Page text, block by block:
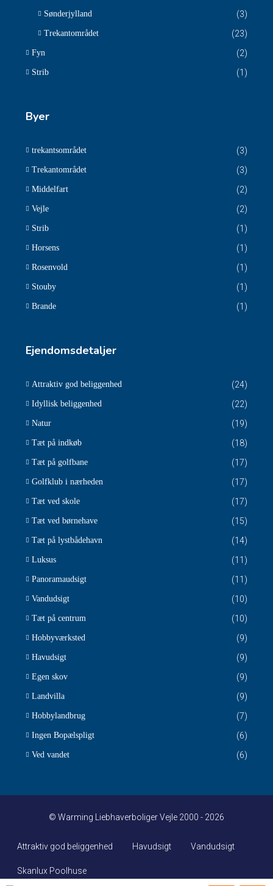
Sønderjylland (3)
Trekantområdet (23)
Fyn (2)
Strib (1)
Byer
trekantsområdet (3)
Trekantområdet (3)
Middelfart (2)
Vejle (2)
Strib (1)
Horsens (1)
Rosenvold (1)
Stouby (1)
Brande (1)
Ejendomsdetaljer
Attraktiv god beliggenhed (24)
Idyllisk beliggenhed (22)
Natur (19)
Tæt på indkøb (18)
Tæt på golfbane (17)
Golfklub i nærheden (17)
Tæt ved skole (17)
Tæt ved børnehave (15)
Tæt på lystbådehavn (14)
Luksus (11)
Panoramaudsigt (11)
Vandudsigt (10)
Tæt på centrum (10)
Hobbyværksted (9)
Havudsigt (9)
Egen skov (9)
Landvilla (9)
Hobbylandbrug (7)
Ingen Bopælspligt (6)
Ved vandet (6)
© Warming Liebhaverboliger Vejle 2000 - 2026
Attraktiv god beliggenhed Havudsigt Vandudsigt
Skanlux Poolhuse